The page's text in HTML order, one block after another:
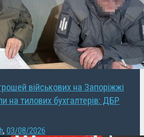
військових на Запоріжжі
на тилових бухгалтерів: ДБР
, 03/08/2026